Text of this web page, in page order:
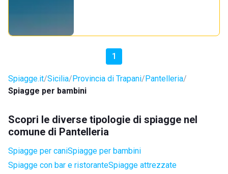
1
Spiagge.it Sicilia Provincia di Trapani Pantelleria
Spiagge per bambini
Scopri le diverse tipologie di spiagge nel
comune di Pantelleria
Spiagge per caniSpiagge per bambini
Spiagge con bar e ristoranteSpiagge attrezzate